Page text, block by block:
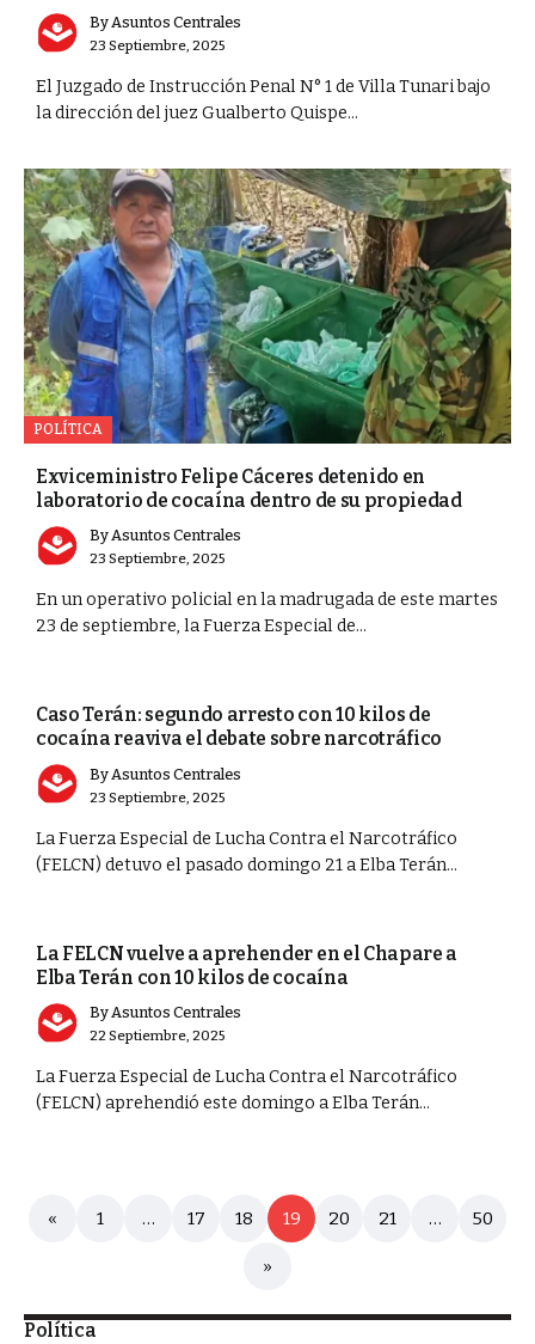
ByAsuntos Centrales
23 Septiembre, 2025
El Juzgado de Instrucción Penal N° 1 de Villa Tunari bajo
la dirección del juez Gualberto Quispe...
POLÍTICA
Exviceministro Felipe Cáceres detenido en
laboratorio de cocaína dentro de su propiedad
ByAsuntos Centrales
23 Septiembre, 2025
En un operativo policial en la madrugada de este martes
23 de septiembre, la Fuerza Especial de...
Caso Terán: segundo arresto con 10 kilos de
cocaína reaviva el debate sobre narcotráfico
By Asuntos Centrales
23 Septiembre, 2025
La Fuerza Especial de Lucha Contra el Narcotráfico
(FELCN) detuvo el pasado domingo 21 a Elba Terán...
La FELCN vuelve a aprehender en el Chapare a
Elba Terán con 10 kilos de cocaína
ByAsuntos Centrales
22 Septiembre, 2025
La Fuerza Especial de Lucha Contra el Narcotráfico
(FELCN) aprehendió este domingo a Elba Terán...
« 1 … 17 18 19 20 21 … 50
»
Política